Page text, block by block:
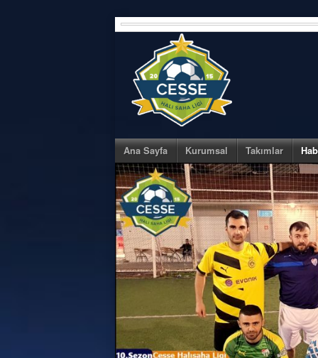
Skip
to
Ana Sayfa Kurumsal Takımlar